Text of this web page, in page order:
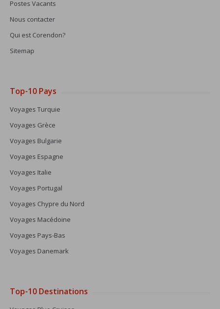
Postes Vacants
Nous contacter
Qui est Corendon?
Sitemap
Top-10 Pays
Voyages Turquie
Voyages Grèce
Voyages Bulgarie
Voyages Espagne
Voyages Italie
Voyages Portugal
Voyages Chypre du Nord
Voyages Macédoine
Voyages Pays-Bas
Voyages Danemark
Top-10 Destinations